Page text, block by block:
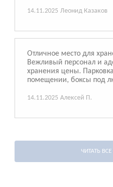
14.11.2025 Леонид Казаков
Отличное место для
Вежливый персонал и
хранения цены.
помещении, боксы под
14.11.2025 Алексей П.
ЧИТАТЬ